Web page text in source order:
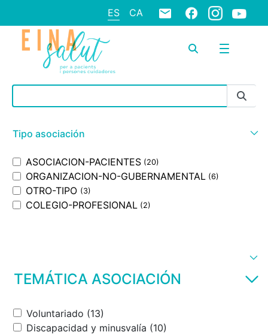
ES CA
Barra de búsqueda
Tipo asociación
ASOCIACION-PACIENTES (20)
ORGANIZACION-NO-GUBERNAMENTAL (6)
OTRO-TIPO (3)
COLEGIO-PROFESIONAL (2)
TEMÁTICA ASOCIACIÓN
Voluntariado (13)
Discapacidad y minusvalía (10)